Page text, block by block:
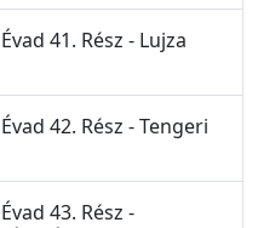
41. Rész - Lujza
42. Rész - Tengeri
43. Rész -